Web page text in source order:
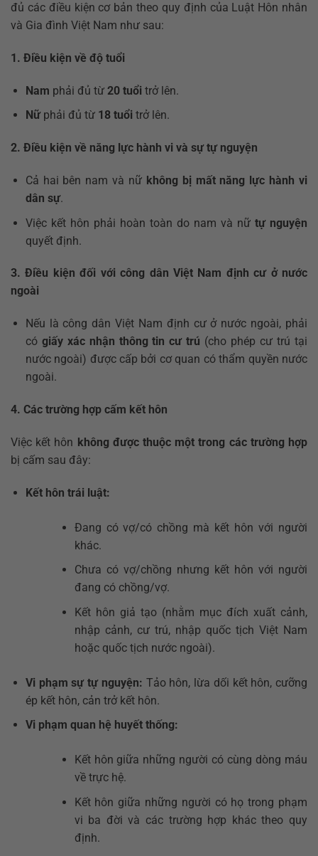
đủ các điều kiện cơ bản theo quy định của Luật Hôn nhân
và Gia đình Việt Nam như sau:
1. Điều kiện về độ tuổi
Nam phải đủ từ 20 tuổi trở lên.
Nữphải đủ từ 18 tuổi trở lên.
2. Điều kiện về năng lực hành vi và sự tự nguyện
Cả hai bên nam và nữ không bị mất năng lực hành vi
dân sự.
Việc kết hôn phải hoàn toàn do nam và nữ tự nguyện
quyết định.
3. Điều kiện đối với công dân Việt Nam định cư ở nước
ngoài
Nếu là công dân Việt Nam định cư ở nước ngoài, phải
có giấy xác nhận thông tin cư trú (cho phép cư trú tại
nước ngoài) được cấp bởi cơ quan có thẩm quyền nước
ngoài.
4. Các trường hợp cấm kết hôn
Việc kết hôn không được thuộc một trong các trường hợp
bị cấm sau đây:
Kết hôn trái luật:
Đang có vợ/có chồng mà kết hôn với người
khác.
Chưa có vợ/chồng nhưng kết hôn với người
đang có chồng/vợ.
Kết hôn giả tạo (nhằm mục đích xuất cảnh,
nhập cảnh, cư trú, nhập quốc tịch Việt Nam
hoặc quốc tịch nước ngoài).
Vi phạm sự tự nguyện: Tảo hôn, lừa dối kết hôn, cưỡng
ép kết hôn, cản trở kết hôn.
Vi phạm quan hệ huyết thống:
Kết hôn giữa những người có cùng dòng máu
về trực hệ.
Kết hôn giữa những người có họ trong phạm
vi ba đời và các trường hợp khác theo quy
định.